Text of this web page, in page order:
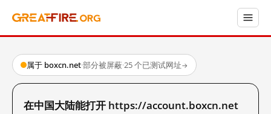
属于 boxcn.net·部分被屏蔽·25 个已测试网址→
在中国大陆能打开 https://account.boxcn.net